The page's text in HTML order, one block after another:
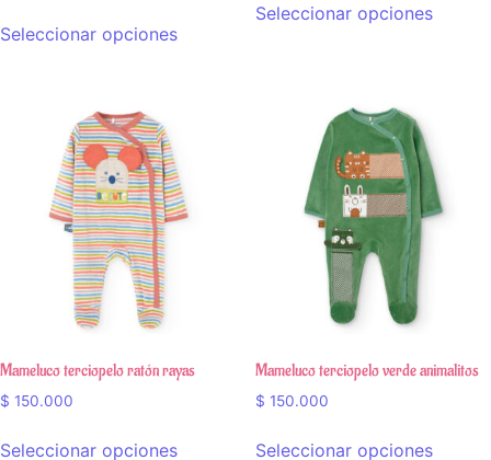
Seleccionar opciones
Seleccionar opciones
Mameluco terciopelo ratón rayas
$ 150.000
Seleccionar opciones
Mameluco terciopelo verde animalitos
$ 150.000
Seleccionar opciones